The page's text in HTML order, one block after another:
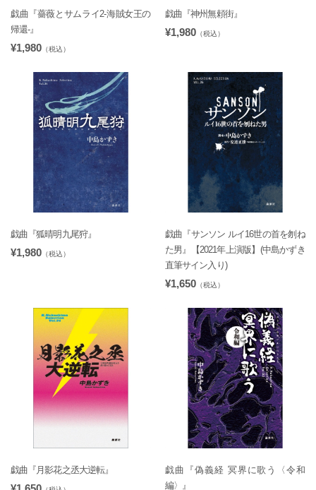
戯曲『薔薇とサムライ2-海賊女王の
帰還-』
¥1,980 （税込）
戯曲『神州無頼街』
¥1,980 （税込）
戯曲『狐晴明九尾狩』
¥1,980 （税込）
戯曲『サンソン ルイ16世の首を刎ね
た男』【2021年上演版】(中島かずき
直筆サイン入り)
¥1,650 （税込）
戯曲『月影花之丞大逆転』
戯曲『偽義経 冥界に歌う〈令和
編〉』